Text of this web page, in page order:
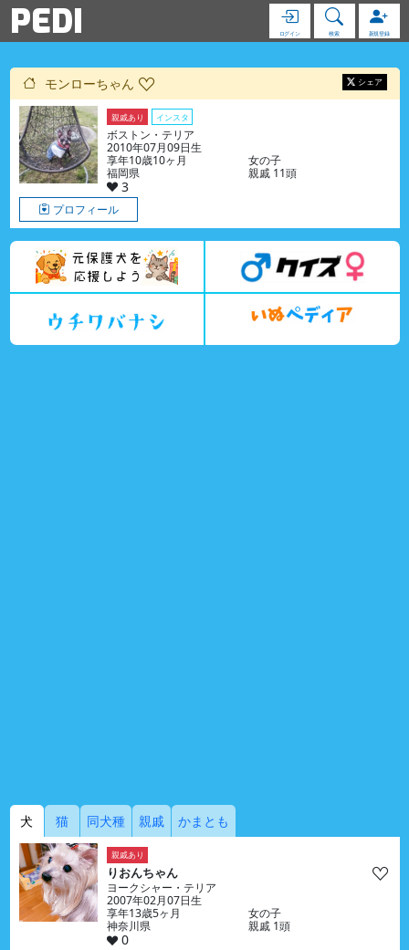
PEDI ログイン 検索 新規登録
モンローちゃん シェア
親戚あり インスタ
ボストン・テリア
2010年07月09日生
享年10歳10ヶ月
女の子
福岡県
親戚 11頭
3
プロフィール
犬 猫 同犬種 親戚 かまとも
親戚あり
りおんちゃん
ヨークシャー・テリア
2007年02月07日生
享年13歳5ヶ月
女の子
神奈川県
親戚 1頭
0